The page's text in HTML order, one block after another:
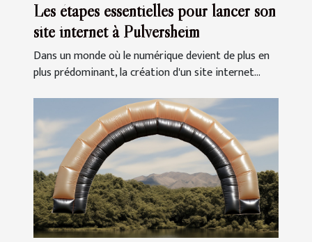
Les étapes essentielles pour lancer son
site internet à Pulversheim
Dans un monde où le numérique devient de plus en
plus prédominant, la création d'un site internet...